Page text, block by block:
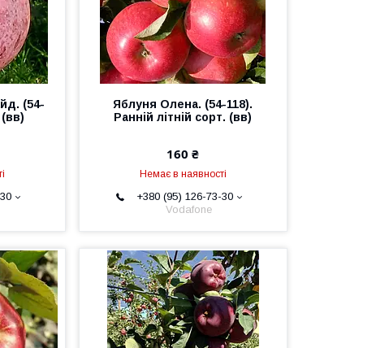
(54-
(вв)
Яблуня Олена. (54-118).
Ранній літній сорт. (вв)
160 ₴
Немає в наявності
+380 (95) 126-73-30
Vodafone